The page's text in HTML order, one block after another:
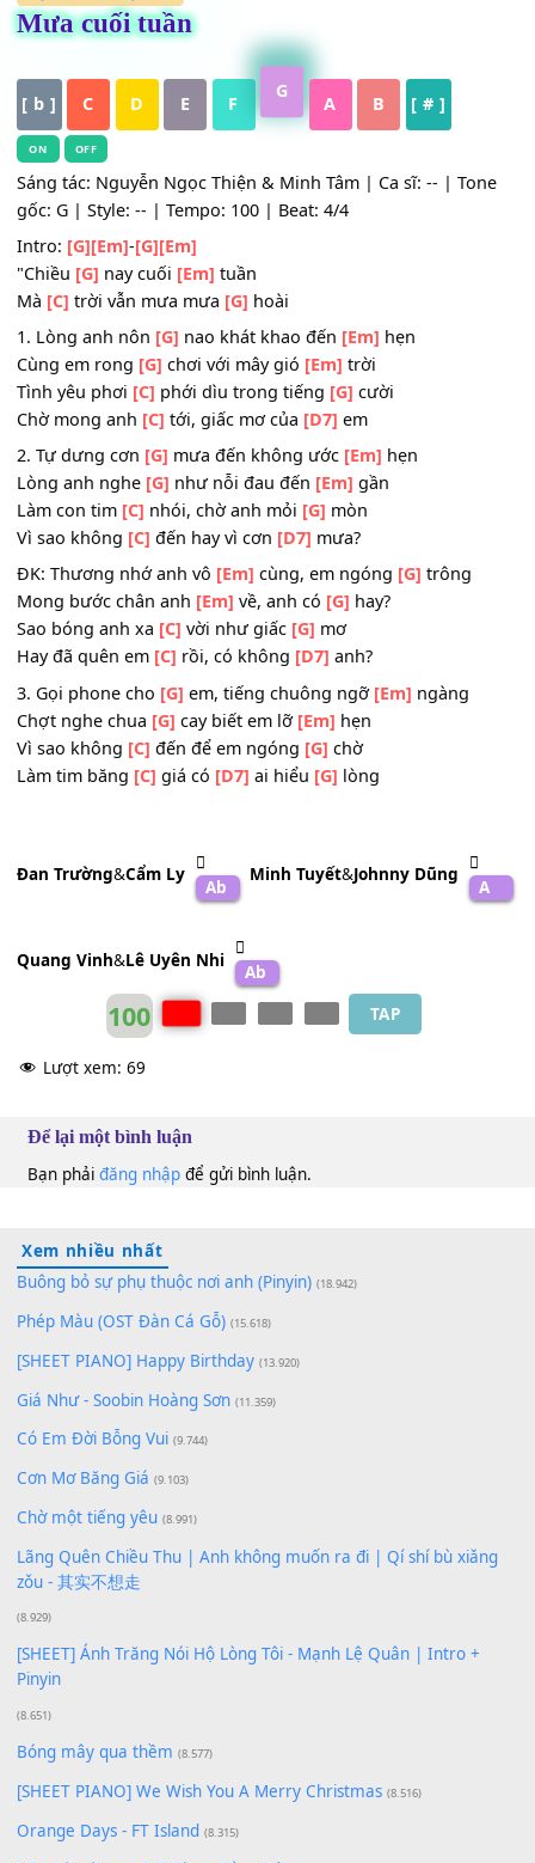
Mưa cuối tuần
[ b ] C D E F A B [ # ]
OFF
Sáng tác: Nguyễn Ngọc Thiện & Minh Tâm | Ca sĩ: -- |
gốc: G | Style: -- | Tempo: 100 | Beat: 4/4
Intro:[G][Em]- [G][Em]
"Chiều[G]nay cuối[Em]tuần
Mà[C]trời vẫn mưa mưa[G]hoài
1. Lòng anh nôn[G] nao khát khao đến
Cùng em rong[G]chơi với mây gió[Em]trời
Tình yêu phơi [C] phới dìu trong tiếng[G]
Chờ mong anh[C]tới, giấc mơ của[D7]
2. Tự dưng cơn[G] mưa đến không ước[Em] hẹn
Lòng anh nghe[G]như nỗi đau đến [Em]
Làm con tim [C] nhói, chờ anh mỏi[G]
Vì sao không[C]đến hay vì cơn[D7]mưa?
ĐK: Thương nhớ anh vô[Em]cùng, em ngóng[G]trông
Mong bước chân anh[Em]về, anh có[G]
Sao bóng anh xa[C]vời như giấc[G]mơ
Hay đã quên em[C]rồi, có không[D7]anh?
Chợt nghe chua
cay biết em lỡ [Em]
Vì sao không
đến để em ngóng [G]
chờ
Đan Trường&Cẩm Ly Minh Tuyết&Johnny Dũng
Quang Vinh& Lê Uyên Nhi
100
Lượt xem: 69
Để lại một bình luận
Bạn phảiđăng nhậpđể gửi bình luận.
Xem nhiều nhất
Buông bỏ sự phụ thuộc nơi anh (Pinyin)
Phép Màu (OST Đàn Cá Gỗ)
[SHEET PIANO] Happy Birthday
Giá Như - Soobin Hoàng Sơn
Có Em Đời Bỗng Vui (9.744)
Chờ một tiếng yêu (8.991)
Lãng Quên Chiều Thu | Anh không muốn ra đi | Qí shí bù